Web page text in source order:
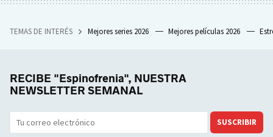
TEMAS DE INTERÉS Mejores series 2026 Mejores películas 2026
RECIBE "Espinofrenia", NUESTRA
NEWSLETTER SEMANAL
SUSCRIBIR